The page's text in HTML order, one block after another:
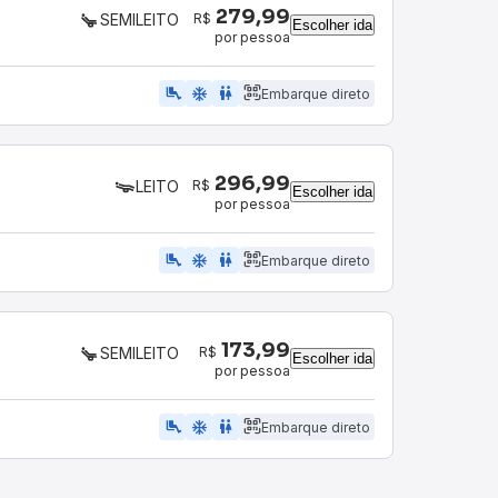
SEMILEITO R$ 279,99
por pessoa
Escolher ida
airline_seat_legroom_extra ac_unit WC Embarque direto
LEITO R$ 296,99
por pessoa
Escolher ida
airline_seat_legroom_extra ac_unit wc Embarque direto
SEMILEITO R$ 173,99
por pessoa
Escolher ida
airline_seat_legroom_extra ac_unit WC Embarque direto